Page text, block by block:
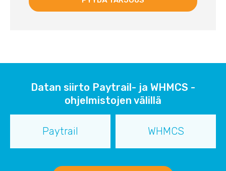
Datan siirto Paytrail- ja WHMCS -
ohjelmistojen välillä
Paytrail WHMCS